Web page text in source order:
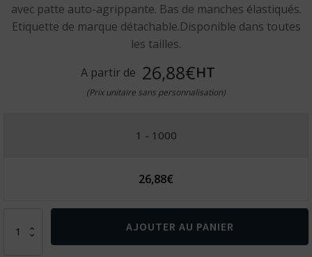
avec patte auto-agrippante. Bas de manches élastiqués.
Etiquette de marque détachable.Disponible dans toutes
les tailles.
A partir de 26,88€HT
(Prix unitaire sans personnalisation)
1 - 1000
26,88€
AJOUTER AU PANIER